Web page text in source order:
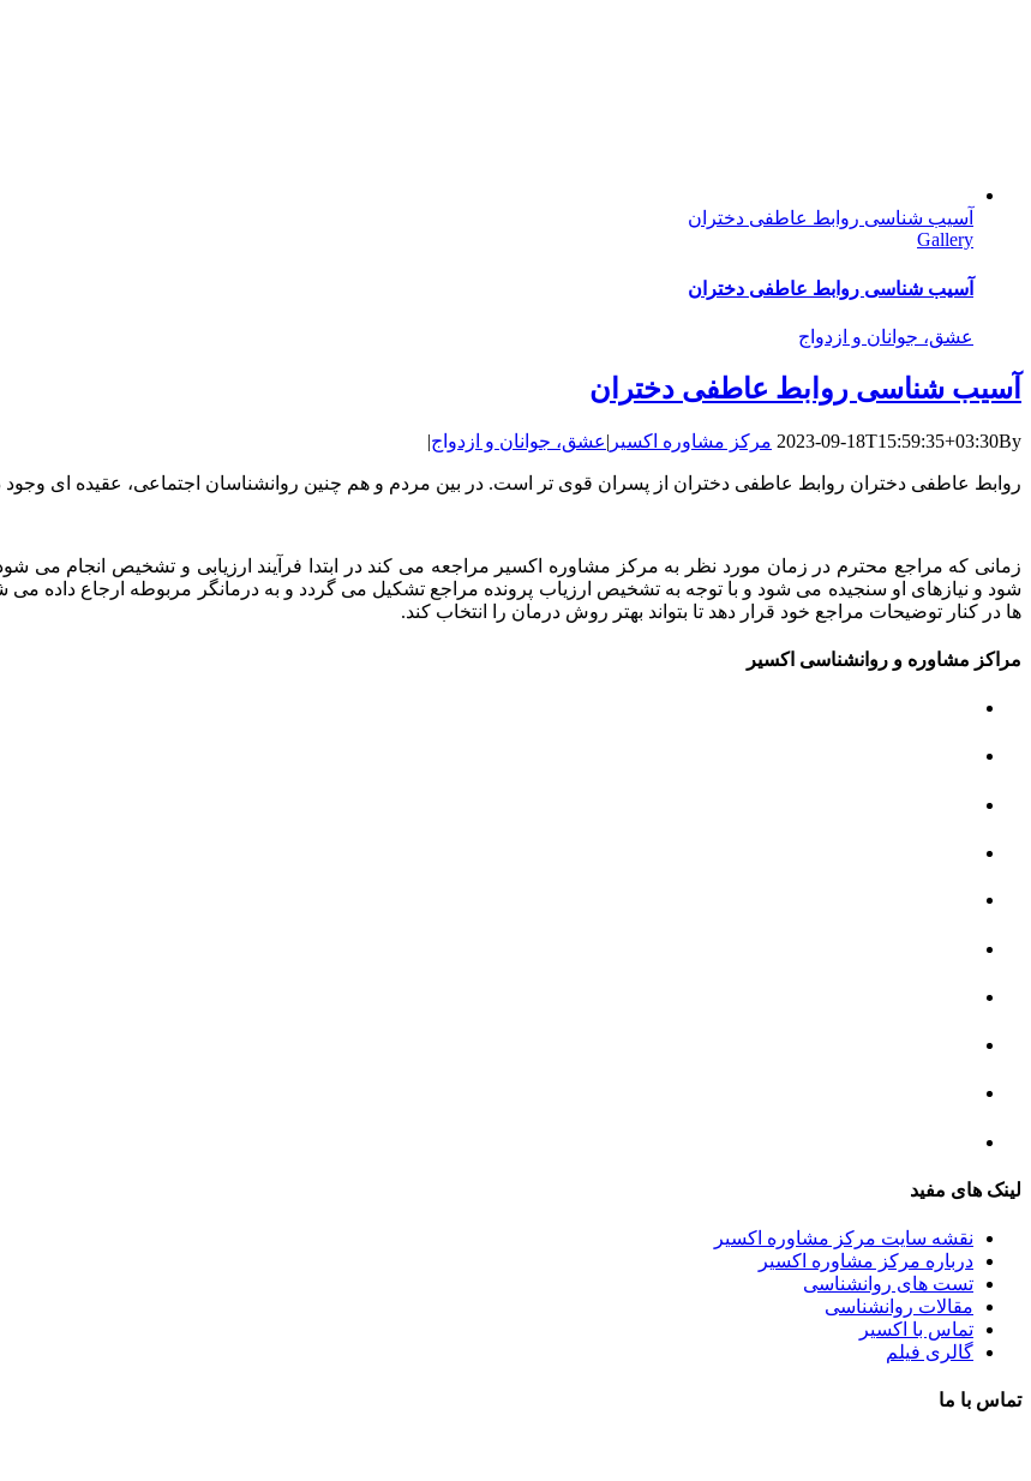
آسیب شناسی روابط عاطفی دختران
Gallery
آسیب شناسی روابط عاطفی دختران
عشق، جوانان و ازدواج
آسیب شناسی روابط عاطفی دختران
2023-09-18T15:59:35+03:30By مرکز مشاوره اکسیر |عشق، جوانان و ازدواج|
روابط عاطفی دختران روابط عاطفی دختران از پسران قوی تر است. در بین مردم و هم چنین روانشناسان اجتماعی، عقیده ای وجود
زمانی که مراجع محترم در زمان مورد نظر به مرکز مشاوره اکسیر مراجعه می کند در ابتدا فرآیند ارزیابی و تشخیص انجام
شود و نیازهای او سنجیده می شود و با توجه به تشخیص ارزیاب پرونده مراجع تشکیل می گردد و به درمانگر مربوطه ارجاع داده می
ها در کنار توضیحات مراجع خود قرار دهد تا بتواند بهتر روش درمان را انتخاب کند.
مراکز مشاوره و روانشناسی اکسیر
لینک های مفید
نقشه سایت مرکز مشاوره اکسیر
درباره مرکز مشاوره اکسیر
تست های روانشناسی
مقالات روانشناسی
تماس با اکسیر
گالری فیلم
تماس با ما